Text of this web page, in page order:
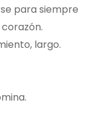
para siempre
largo.